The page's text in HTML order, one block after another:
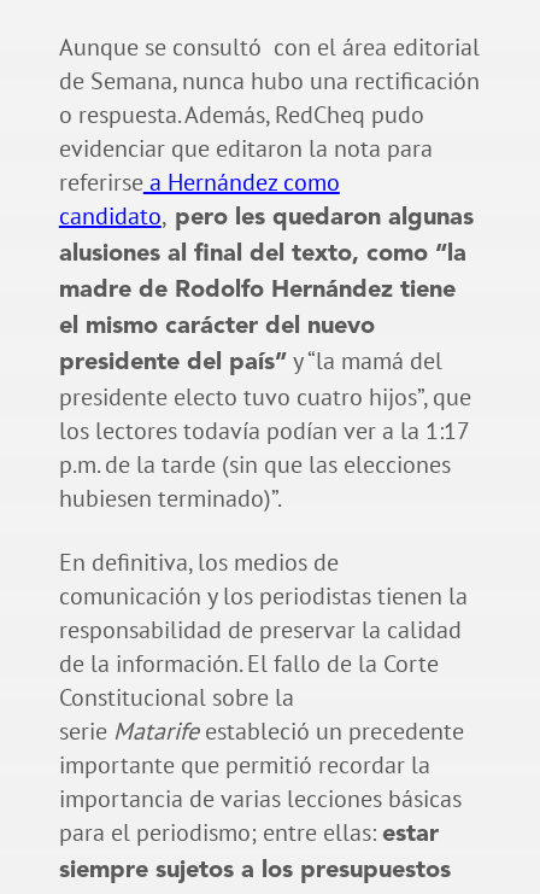
Aunque se consultó con el área editorial
de Semana, nunca hubo una rectificación
o respuesta. Además, RedCheq pudo
evidenciar que editaron la nota para
referirsea Hernández como
candidato, pero les quedaron algunas
alusiones al final del texto, como “la
madre de Rodolfo Hernández tiene
el mismo carácter del nuevo
presidente del país”y “la mamá del
presidente electo tuvo cuatro hijos”, que
los lectores todavía podían ver a la 1:17
p.m. de la tarde (sin que las elecciones
hubiesen terminado)”.
En definitiva, los medios de
comunicación y los periodistas tienen la
responsabilidad de preservar la calidad
de la información. El fallo de la Corte
Constitucional sobre la
serie Matarifeestableció un precedente
importante que permitió recordar la
importancia de varias lecciones básicas
para el periodismo; entre ellas: estar
siempre sujetos a los presupuestos